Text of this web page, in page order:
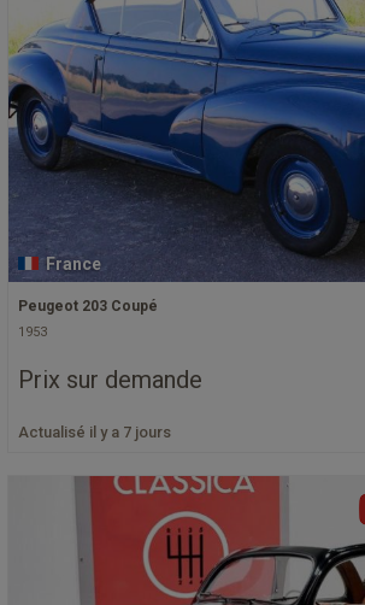
France
Peugeot 203 Coupé
1953
Prix sur demande
Actualisé il y a 7 jours